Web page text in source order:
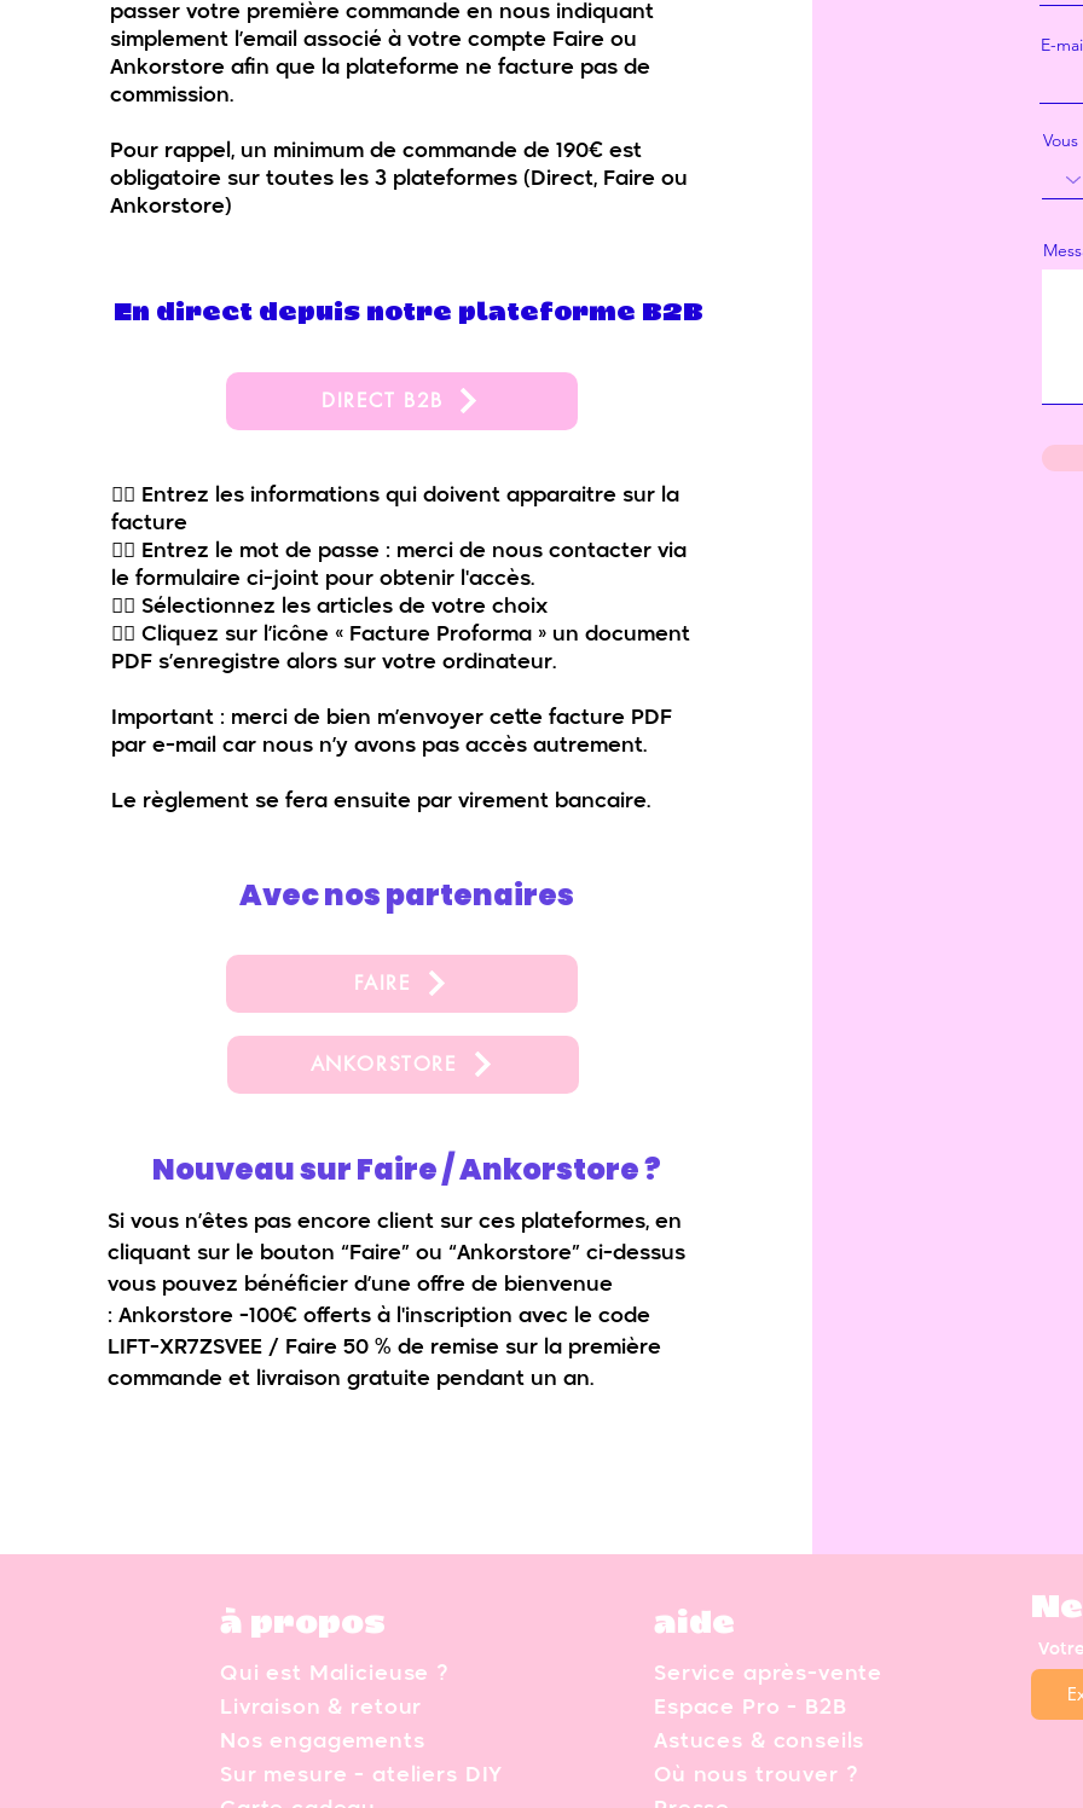
passer votre première commande en nous indiquant
simplement l’email associé à votre compte Faire ou
Ankorstore afin que la plateforme ne facture pas de
commission.
Pour rappel, un minimum de commande de 190€ est
obligatoire sur toutes les 3 plateformes (Direct, Faire ou
Ankorstore)
En direct depuis notre plateforme B2B
DIRECT B2B
👉🏻 Entrez les informations qui doivent apparaitre sur la
facture
👉🏻 Entrez le mot de passe : merci de nous contacter via
le formulaire ci-joint pour obtenir l'accès.
👉🏻 Sélectionnez les articles de votre choix
👉🏻 Cliquez sur l’icône « Facture Proforma » un document
PDF s’enregistre alors sur votre ordinateur.
Important : merci de bien m’envoyer cette facture PDF
par e-mail car nous n’y avons pas accès autrement.
Le règlement se fera ensuite par virement bancaire.
Avec nos partenaires
FAIRE
ANKORSTORE
Nouveau sur Faire / Ankorstore ?
Si vous n’êtes pas encore client sur ces plateformes, en
cliquant sur le bouton “Faire” ou “Ankorstore” ci-dessus
vous pouvez bénéficier d’une offre de bienvenue
: Ankorstore -100€ offerts à l'inscription avec le code
LIFT-XR7ZSVEE / Faire 50 % de remise sur la première
commande et livraison gratuite pendant un an.
E-
à propos
Qui est Malicieuse ?
Livraison & retour
Nos engagements
Sur mesure - ateliers DIY
aide
Service après-vente
Espace Pro - B2B
Astuces & conseils
Où nous trouver ?